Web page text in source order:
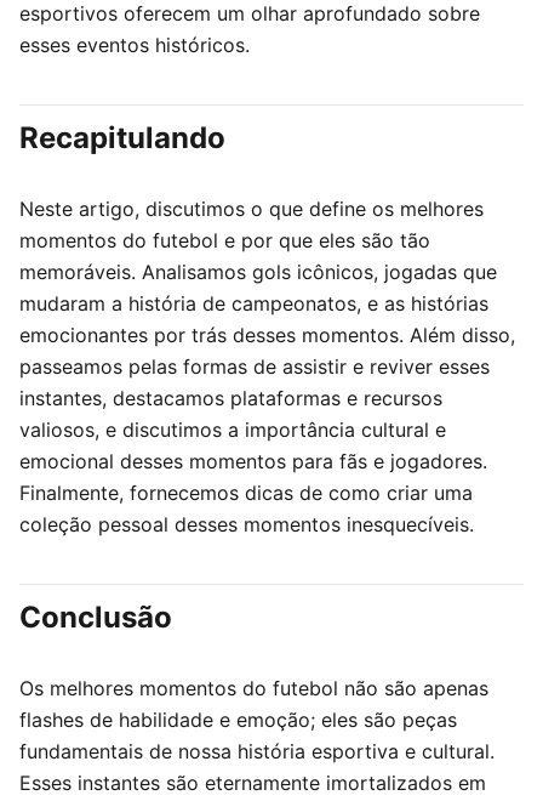
esportivos oferecem um olhar aprofundado sobre
esses eventos históricos.
Recapitulando
Neste artigo, discutimos o que define os melhores
momentos do futebol e por que eles são tão
memoráveis. Analisamos gols icônicos, jogadas que
mudaram a história de campeonatos, e as histórias
emocionantes por trás desses momentos. Além disso,
passeamos pelas formas de assistir e reviver esses
instantes, destacamos plataformas e recursos
valiosos, e discutimos a importância cultural e
emocional desses momentos para fãs e jogadores.
Finalmente, fornecemos dicas de como criar uma
coleção pessoal desses momentos inesquecíveis.
Conclusão
Os melhores momentos do futebol não são apenas
flashes de habilidade e emoção; eles são peças
fundamentais de nossa história esportiva e cultural.
Esses instantes são eternamente imortalizados em